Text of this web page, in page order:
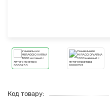
Код товару: